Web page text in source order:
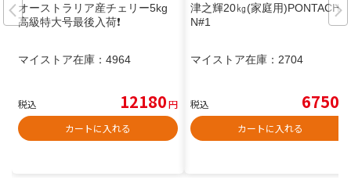
オーストラリア産チェリー5kg
高級特大号最後入荷❗️
マイストア在庫： 4964
税込 12180円
カートに入れる
津之輝20㎏(家庭用)PONTACHA
N#1
マイストア在庫： 2704
税込 6750
カートに入れる